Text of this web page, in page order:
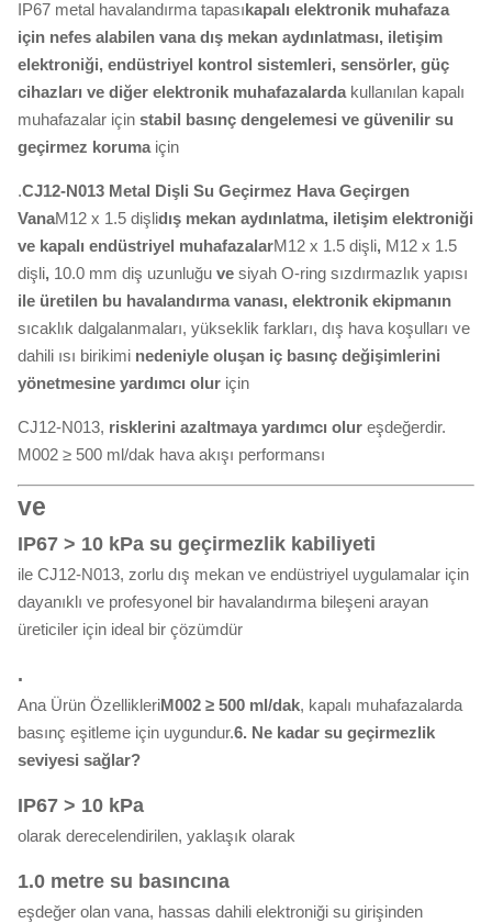
IP67 metal havalandırma tapasıkapalı elektronik muhafaza
için nefes alabilen vana dış mekan aydınlatması, iletişim
elektroniği, endüstriyel kontrol sistemleri, sensörler, güç
cihazları ve diğer elektronik muhafazalarda kullanılan kapalı
muhafazalar için stabil basınç dengelemesi ve güvenilir su
geçirmez koruma için
.CJ12-N013 Metal Dişli Su Geçirmez Hava Geçirgen
VanaM12 x 1.5 dişlidış mekan aydınlatma, iletişim elektroniği
ve kapalı endüstriyel muhafazalarM12 x 1.5 dişli, M12 x 1.5
dişli, 10.0 mm diş uzunluğu ve siyah O-ring sızdırmazlık yapısı
ile üretilen bu havalandırma vanası, elektronik ekipmanın
sıcaklık dalgalanmaları, yükseklik farkları, dış hava koşulları ve
dahili ısı birikimi nedeniyle oluşan iç basınç değişimlerini
yönetmesine yardımcı olur için
CJ12-N013, risklerini azaltmaya yardımcı olur eşdeğerdir.
M002 ≥ 500 ml/dak hava akışı performansı
ve
IP67 > 10 kPa su geçirmezlik kabiliyeti
ile CJ12-N013, zorlu dış mekan ve endüstriyel uygulamalar için
dayanıklı ve profesyonel bir havalandırma bileşeni arayan
üreticiler için ideal bir çözümdür
.
Ana Ürün ÖzellikleriM002 ≥ 500 ml/dak, kapalı muhafazalarda
basınç eşitleme için uygundur.6. Ne kadar su geçirmezlik
seviyesi sağlar?
IP67 > 10 kPa
olarak derecelendirilen, yaklaşık olarak
1.0 metre su basıncına
eşdeğer olan vana, hassas dahili elektroniği su girişinden